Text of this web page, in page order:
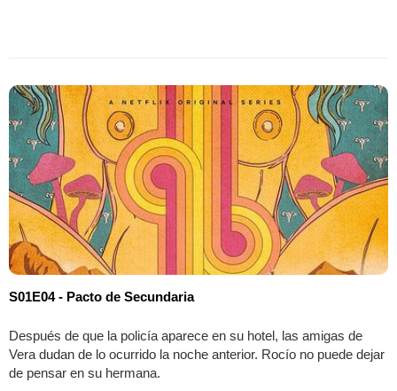
S01E04 - Pacto de Secundaria
Después de que la policía aparece en su hotel, las amigas de
Vera dudan de lo ocurrido la noche anterior. Rocío no puede dejar
de pensar en su hermana.